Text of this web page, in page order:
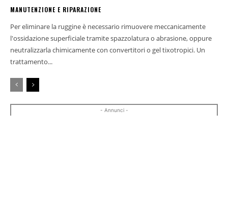
MANUTENZIONE E RIPARAZIONE
Per eliminare la ruggine è necessario rimuovere meccanicamente
l'ossidazione superficiale tramite spazzolatura o abrasione, oppure
neutralizzarla chimicamente con convertitori o gel tixotropici. Un
trattamento...
- Annunci -